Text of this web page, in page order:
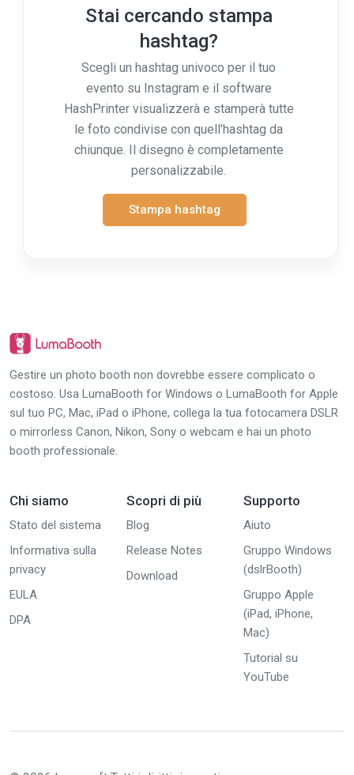
Stai cercando stampa
hashtag?
Scegli un hashtag univoco per il tuo
evento su Instagram e il software
HashPrinter visualizzerà e stamperà tutte
le foto condivise con quell'hashtag da
chiunque. Il disegno è completamente
personalizzabile.
Stampa hashtag
Gestire un photo booth non dovrebbe essere complicato o
costoso. Usa LumaBooth for Windows o LumaBooth for Apple
sul tuo PC, Mac, iPad o iPhone, collega la tua fotocamera DSLR
o mirrorless Canon, Nikon, Sony o webcam e hai un photo
booth professionale.
Chi siamo
Stato del sistema
Informativa sulla
privacy
EULA
DPA
Scopri di più
Blog
Release Notes
Download
Supporto
Aiuto
Gruppo Windows
(dslrBooth)
Gruppo Apple
(iPad, iPhone,
Mac)
Tutorial su
YouTube